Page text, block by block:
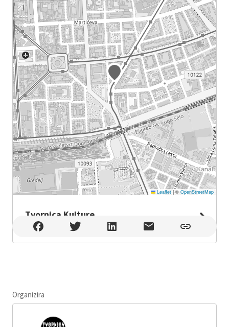
Leaflet |© OpenStreetMap
Tvornica Kulture
Tvornica Kulture , Zagreb
Organizira